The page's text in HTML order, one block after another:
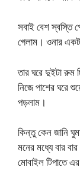
সবাই বেশ স্বস্তি
গেলাম। ওনার
তার ঘরে দুইটা রুম
নিজে পাশের ঘরে
পড়লাম।
কিন্তু কেন জানি
মনের মধ্যে বার
মোবাইল টিপাতে